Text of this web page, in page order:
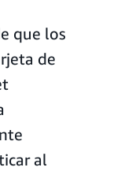
que los
de
al